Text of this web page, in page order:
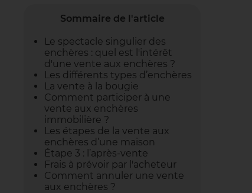
Sommaire de l'article
Le spectacle singulier des
enchères : quel est l'intérêt
d'une vente aux enchères ?
Les différents types d’enchères
La vente à la bougie
Comment participer à une
vente aux enchères
immobilière ?
Les étapes de la vente aux
enchères d’une maison
Étape 3 : l’après-vente
Frais à prévoir par l'acheteur
Comment annuler une vente
aux enchères ?